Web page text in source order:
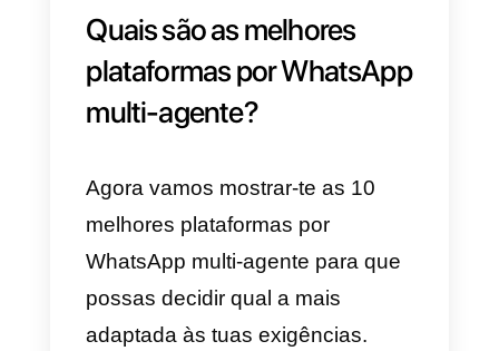
Lembra-te que este tipo de
funcionalidade só é útil caso
possuas um
solicitações,pelo que se torna
necessário garantir mais agentes
para servir os teus usuários.
3)Por fim, deves escolher uma